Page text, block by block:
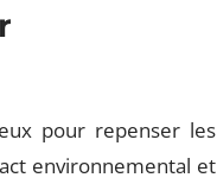
pour repenser les
environnemental et